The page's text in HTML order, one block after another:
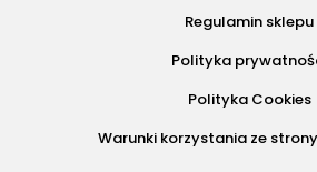
Regulamin sklepu
Polityka
Polityka Cookies
Warunki korzystania ze